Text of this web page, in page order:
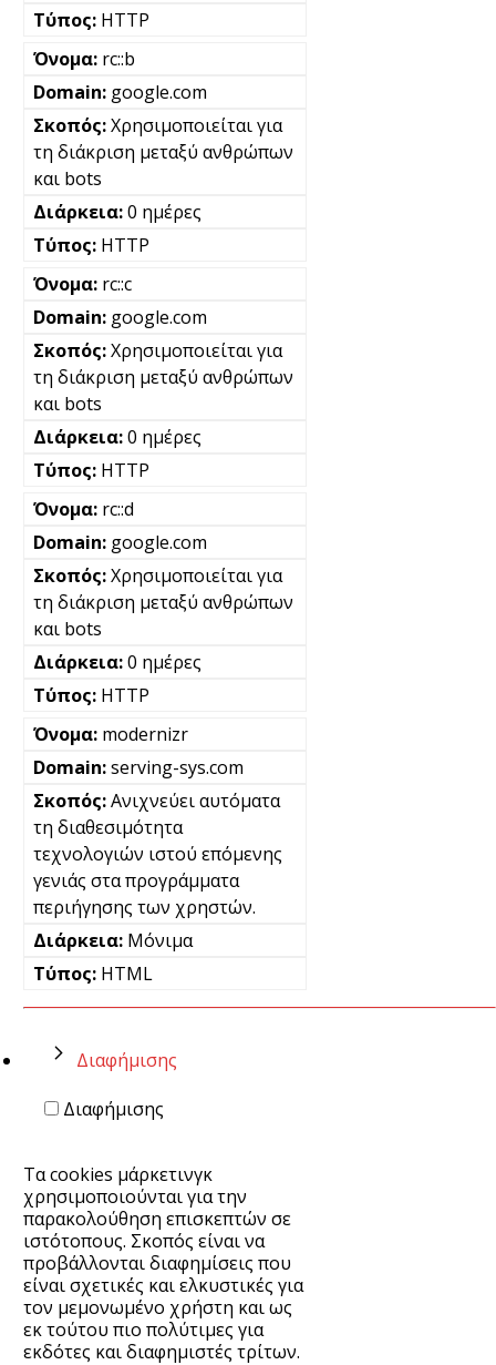
HTTP
rc::b
google.com
Χρησιμοποιείται για
τη διάκριση μεταξύ ανθρώπων
και bots
0 ημέρες
HTTP
rc::c
google.com
Χρησιμοποιείται για
τη διάκριση μεταξύ ανθρώπων
και bots
0 ημέρες
HTTP
rc::d
google.com
Χρησιμοποιείται για
τη διάκριση μεταξύ ανθρώπων
και bots
0 ημέρες
HTTP
modernizr
serving-sys.com
Ανιχνεύει αυτόματα
τη διαθεσιμότητα
τεχνολογιών ιστού επόμενης
γενιάς στα προγράμματα
περιήγησης των χρηστών.
Μόνιμα
HTML
Διαφήμισης
Διαφήμισης
Τα cookies μάρκετινγκ
χρησιμοποιούνται για την
παρακολούθηση επισκεπτών σε
ιστότοπους. Σκοπός είναι να
προβάλλονται διαφημίσεις που
είναι σχετικές και ελκυστικές για
τον μεμονωμένο χρήστη και ως
εκ τούτου πιο πολύτιμες για
εκδότες και διαφημιστές τρίτων.